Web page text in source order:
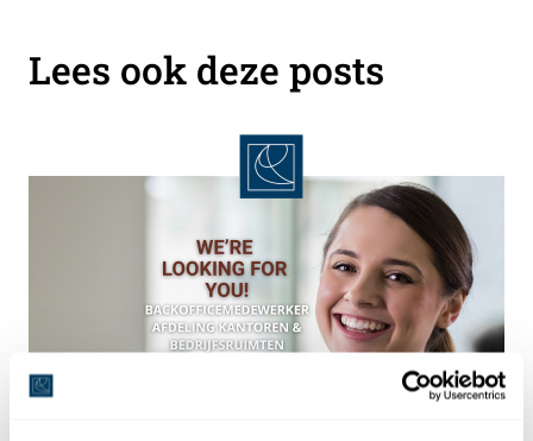
Lees ook deze posts